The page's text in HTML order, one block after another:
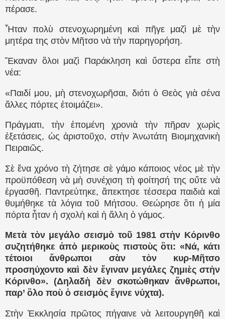
πέρασε.
Ἦταν πολὺ στενοχωρημένη καὶ πῆγε μαζὶ μὲ τὴν
μητέρα της στὸν Μῆτσο νὰ τὴν παρηγορήση.
Ἔκαναν ὃλοι μαζὶ Παράκληση καὶ ὕστερα εἶπε στὴ
νέα:
«Παιδί μου, μὴ στενοχωρῆσαι, διότι ὁ Θεὸς γιὰ σένα
ἄλλες πόρτες ἑτοιμάζει».
Πράγματι, τὴν ἑπομένη χρονιὰ τὴν πῆραν χωρὶς
ἐξετάσεις, ὡς ἀριστοῦχο, στὴν Ἀνωτάτη Βιομηχανικὴ
Πειραιῶς.
Σὲ ἕνα χρόνο τὴ ζήτησε σὲ γάμο κάποιος νέος μὲ τὴν
προϋπόθεση νὰ μὴ συνέχιση τὴ φοίτησή της οὔτε νὰ
ἐργασθῆ. Παντρεύτηκε, ἄπεκτησε τέσσερα παιδιὰ καὶ
θυμήθηκε τὰ λόγια τοῦ Μήτσου. Θεώρησε ὃτι ἡ μία
πόρτα ἦταν ἡ σχολὴ καὶ ἡ ἄλλη ὁ γάμος.
Μετὰ τὸν μεγάλο σεισμὸ τοῦ 1981 στὴν Κόρινθο
συζητήθηκε ἀπὸ μερικοὺς πιστοὺς ὃτι: «Νά, κάτι
τέτοιοι ἄνθρωποι σὰν τὸν κυρ-Μῆτσο
προσηύχοντο καὶ δὲν ἔγιναν μεγάλες ζημιὲς στὴν
Κόρινθο». (Δηλαδὴ δὲν σκοτώθηκαν ἄνθρωποι,
παρ’ ὃλο ποὺ ὁ σεισμὸς ἔγινε νύχτα).
Στὴν Ἐκκλησία πρῶτος πήγαινε νὰ λειτουργηθῆ καὶ